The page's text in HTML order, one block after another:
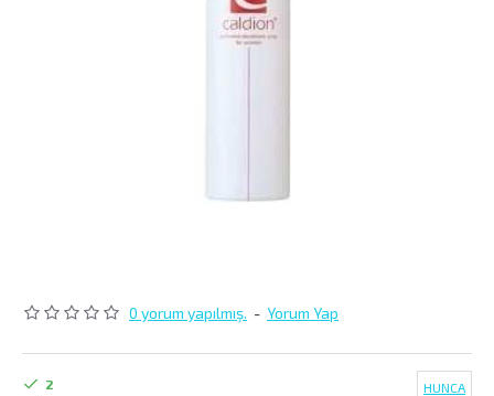
0 yorum yapılmış. - Yorum Yap
2
HUNCA